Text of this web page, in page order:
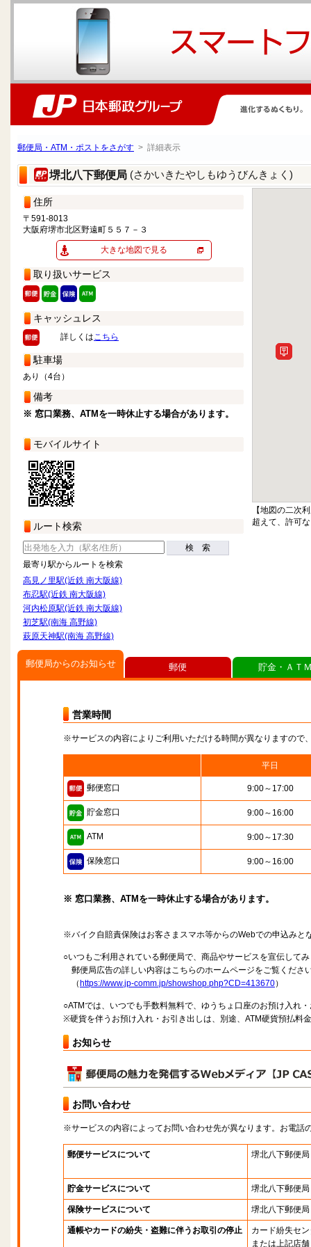
郵便局・ATM・ポストをさがす > 詳細表示
堺北八下郵便局 (さかいきたやしもゆうびんきょく)
住所
〒591-8013
大阪府堺市北区野遠町５５７－３
大きな地図で見る
取り扱いサービス
キャッシュレス
詳しくはこちら
駐車場
あり（4台）
備考
※ 窓口業務、ATMを一時休止する場合があります。
モバイルサイト
ルート検索
検 索
最寄り駅からルートを検索
高見ノ里駅(近鉄 南大阪線)
布忍駅(近鉄 南大阪線)
河内松原駅(近鉄 南大阪線)
初芝駅(南海 高野線)
萩原天神駅(南海 高野線)
【地図の二次
超えて、許可
郵便局からのお知らせ
営業時間
※サービスの内容によりご利用いただける時間が異なりますので
平日
郵便窓口 9:00～17:00
貯金窓口 9:00～16:00
ATM 9:00～17:30
保険窓口 9:00～16:00
※ 窓口業務、ATMを一時休止する場合があります。
※バイク自賠責保険はお客さまスマホ等からのWebでの申込みと
○いつもご利用されている郵便局で、商品やサービスを宣伝して
郵便局広告の詳しい内容はこちらのホームページをご覧くださ
（ https://www.jp-comm.jp/showshop.php?CD=413670）
○ATMでは、いつでも手数料無料で、ゆうちょ口座のお預け入れ
※硬貨を伴うお預け入れ・お引き出しは、別途、ATM硬貨預払料
お知らせ
お問い合わせ
※サービスの内容によってお問い合わせ先が異なります。お電話
郵便サービスについて 堺北八下郵便局
貯金サービスについて 堺北八下郵便局
保険サービスについて 堺北八下郵便局
通帳やカードの紛失・盗難に伴うお取引の停止
カード紛失セ
または上記店舗
郵便 貯金・ＡＴ